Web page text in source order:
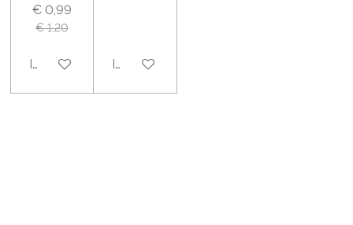
€ 0,99
€ 1,20
In winkelwagenIn winkelwagen